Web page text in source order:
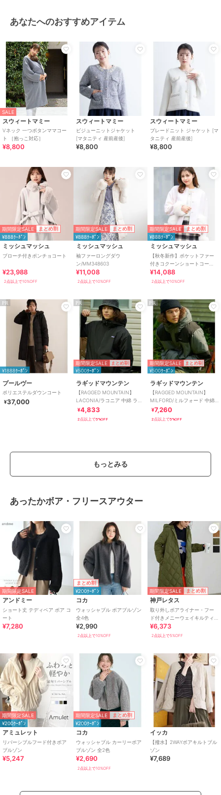
あなたへのおすすめアイテム
SALE
スウィートマミー
Vネック 一つボタンママコー
ト ［抱っこ対応］
¥8,800
スウィートマミー
ビジューニットジャケット
[マタニティ 産前産後]
¥8,800
スウィートマミー
ブレードニット ジャケット [マ
タニティ 産前産後]
¥8,800
期間限定SALE まとめ割
¥888ｸｰﾎﾟﾝ
ミッシュマッシュ
ブローチ付きポンチョコート
¥23,988
2点以上で10%OFF
期間限定SALE まとめ割
¥888ｸｰﾎﾟﾝ
ミッシュマッシュ
袖ファーロングダウ
ン/MM348603
¥11,008
2点以上で10%OFF
期間限定SALE まとめ割
¥888ｸｰﾎﾟﾝ
ミッシュマッシュ
【秋冬新作】ポケットファー
付きコクーンショートコー
ト/MM448602
¥14,088
2点以上で10%OFF
PR
¥1888ｸｰﾎﾟﾝ
プールヴー
ポリエステルダウンコート
¥37,000
PR
期間限定SALE まとめ割
¥500ｸｰﾎﾟﾝ
ラギッドマウンテン
【RAGGED MOUNTAIN】
LACONIA/ラコニア 中綿 ライ
トジャケット
¥4,833
2点以上で5%OFF
PR
期間限定SALE まとめ割
¥500ｸｰﾎﾟﾝ
ラギッドマウンテン
【RAGGED MOUNTAIN】
MILFORD/ミルフォード 中綿
ジャケット エコダウン
¥7,260
2点以上で5%OFF
もっとみる
あったかボア・フリースアウター
期間限定SALE
アンドミー
ショート丈 テディベア ボア コ
ート
¥7,280
まとめ割
¥200ｸｰﾎﾟﾝ
コカ
ウォッシャブル ボアブルゾン
全4色
¥2,990
2点以上で10%OFF
期間限定SALE まとめ割
神戸レタス
取り外しボアライナー・フー
ド付きメニーウェイキルティ
ング中綿コート [K1153]
¥6,373
2点以上で5%OFF
期間限定SALE
¥200ｸｰﾎﾟﾝ
アミュレット
リバーシブルフード付きボア
ブルゾン
¥5,247
期間限定SALE まとめ割
¥200ｸｰﾎﾟﾝ
コカ
ウォッシャブル カーリーボア
ブルゾン 全2色
¥2,690
2点以上で10%OFF
イッカ
【撥水】2WAYボアキルトブル
ゾン
¥7,689